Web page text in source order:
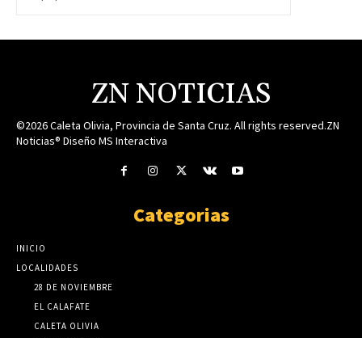
ZN NOTICIAS
©2026 Caleta Olivia, Provincia de Santa Cruz. All rights reserved.ZN
Noticias® Diseño MS Interactiva
Categorias
INICIO
LOCALIDADES
28 DE NOVIEMBRE
EL CALAFATE
CALETA OLIVIA